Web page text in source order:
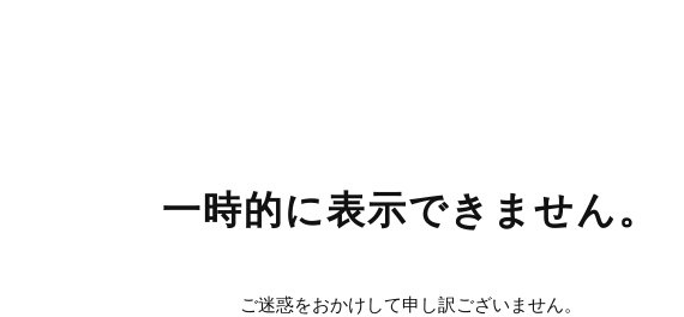
一時的に表示できません。
ご迷惑をおかけして申し訳ございません。